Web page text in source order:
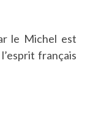
le Michel est
français